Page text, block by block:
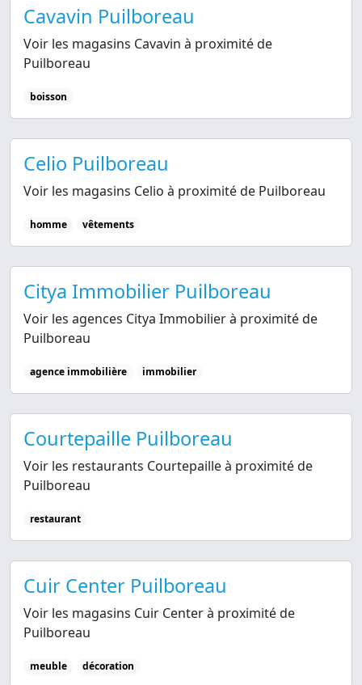
Cavavin Puilboreau
Voir les magasins Cavavin à proximité de
Puilboreau
boisson
Celio Puilboreau
Voir les magasins Celio à proximité de Puilboreau
homme vêtements
Citya Immobilier Puilboreau
Voir les agences Citya Immobilier à proximité de
Puilboreau
agence immobilière immobilier
Courtepaille Puilboreau
Voir les restaurants Courtepaille à proximité de
Puilboreau
restaurant
Cuir Center Puilboreau
Voir les magasins Cuir Center à proximité de
Puilboreau
meuble décoration